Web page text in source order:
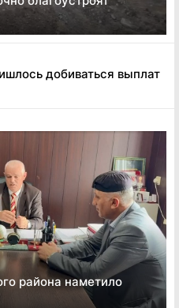
добиваться выплат
района наметило